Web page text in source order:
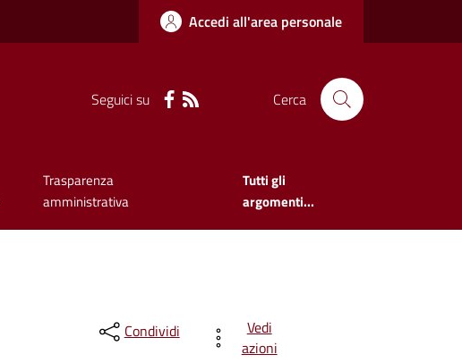
Accedi all'area personale
Seguici su Cerca
Trasparenza
amministrativa
Tutti gli
argomenti...
Condividi
Vedi
azioni